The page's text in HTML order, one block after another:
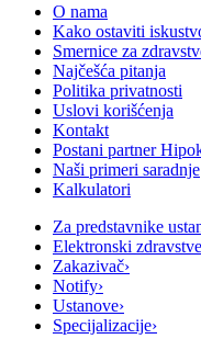
O nama
Kako ostaviti
Smernice za
Najčešća pitanja
Politika privatnosti
Uslovi korišćenja
Kontakt
Postani partner
Naši primeri saradnje
Kalkulatori
Za predstavnike
Elektronski
Zakazivač›
Notify›
Ustanove›
Specijalizacije›